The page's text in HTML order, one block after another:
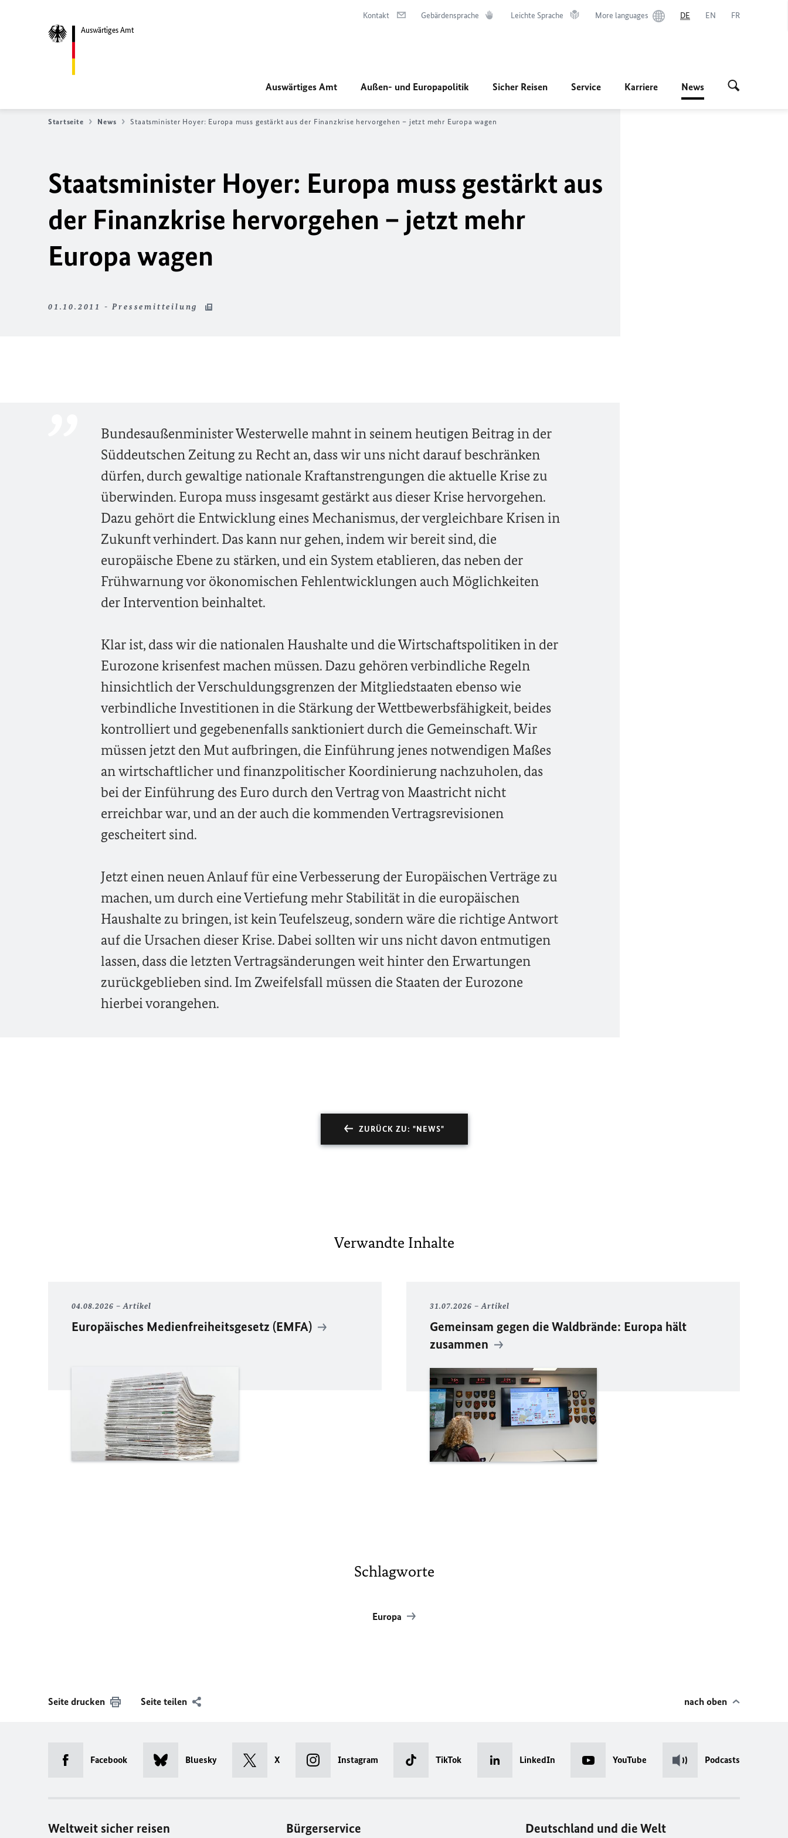
Auswärtiges Amt
Kontakt Gebärdensprache Leichte Sprache More languages DE EN FR
Auswärtiges Amt Außen- und Europapolitik Sicher Reisen Service Karriere News
Startseite News Staatsminister Hoyer: Europa muss gestärkt aus der Finanzkrise hervorgehen – jetzt mehr Europa wagen
Staatsminister Hoyer: Europa muss gestärkt aus
der Finanzkrise hervorgehen – jetzt mehr
Europa wagen
01.10.2011 - Pressemitteilung
Bundesaußenminister Westerwelle mahnt in seinem heutigen Beitrag in der
Süddeutschen Zeitung zu Recht an, dass wir uns nicht darauf beschränken
dürfen, durch gewaltige nationale Kraftanstrengungen die aktuelle Krise zu
überwinden. Europa muss insgesamt gestärkt aus dieser Krise hervorgehen.
Dazu gehört die Entwicklung eines Mechanismus, der vergleichbare Krisen in
Zukunft verhindert. Das kann nur gehen, indem wir bereit sind, die
europäische Ebene zu stärken, und ein System etablieren, das neben der
Frühwarnung vor ökonomischen Fehlentwicklungen auch Möglichkeiten
der Intervention beinhaltet.
Klar ist, dass wir die nationalen Haushalte und die Wirtschaftspolitiken in der
Eurozone krisenfest machen müssen. Dazu gehören verbindliche Regeln
hinsichtlich der Verschuldungsgrenzen der Mitgliedstaaten ebenso wie
verbindliche Investitionen in die Stärkung der Wettbewerbsfähigkeit, beides
kontrolliert und gegebenenfalls sanktioniert durch die Gemeinschaft. Wir
müssen jetzt den Mut aufbringen, die Einführung jenes notwendigen Maßes
an wirtschaftlicher und finanzpolitischer Koordinierung nachzuholen, das
bei der Einführung des Euro durch den Vertrag von Maastricht nicht
erreichbar war, und an der auch die kommenden Vertragsrevisionen
gescheitert sind.
Jetzt einen neuen Anlauf für eine Verbesserung der Europäischen Verträge zu
machen, um durch eine Vertiefung mehr Stabilität in die europäischen
Haushalte zu bringen, ist kein Teufelszeug, sondern wäre die richtige Antwort
auf die Ursachen dieser Krise. Dabei sollten wir uns nicht davon entmutigen
lassen, dass die letzten Vertragsänderungen weit hinter den Erwartungen
zurückgeblieben sind. Im Zweifelsfall müssen die Staaten der Eurozone
hierbei vorangehen.
ZURÜCK ZU: "NEWS"
Verwandte Inhalte
04.08.2026 Artikel
Europäisches Medienfreiheitsgesetz (EMFA)
31.07.2026 Artikel
Gemeinsam gegen die Waldbrände: Europa hält
zusammen
Schlagworte
Europa
Seite drucken Seite teilen nach oben
Facebook Bluesky X Instagram TikTok LinkedIn YouTube Podcasts
Weltweit sicher reisen Bürgerservice Deutschland und die Welt